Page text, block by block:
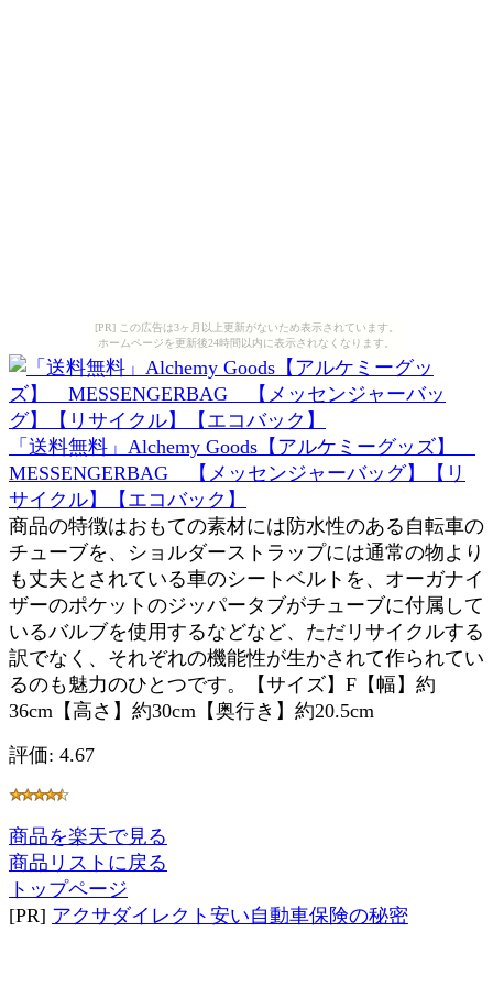
[PR] この広告は3ヶ月以上更新がないため表示されています。
ホームページを更新後24時間以内に表示されなくなります。
「送料無料」Alchemy Goods【アルケミーグッズ】
MESSENGERBAG 【メッセンジャーバッグ】【リ
サイクル】【エコバック】
商品の特徴はおもての素材には防水性のある自転車の
チューブを、ショルダーストラップには通常の物より
も丈夫とされている車のシートベルトを、オーガナイ
ザーのポケットのジッパータブがチューブに付属して
いるバルブを使用するなどなど、ただリサイクルする
訳でなく、それぞれの機能性が生かされて作られてい
るのも魅力のひとつです。【サイズ】F【幅】約
36cm【高さ】約30cm【奥行き】約20.5cm
評価: 4.67
商品を楽天で見る
商品リストに戻る
トップページ
[PR] アクサダイレクト安い自動車保険の秘密